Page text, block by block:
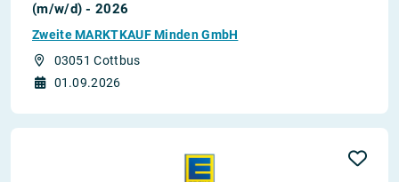
(m/w/d) - 2026
Zweite MARKTKAUF Minden GmbH
03051 Cottbus
01.09.2026